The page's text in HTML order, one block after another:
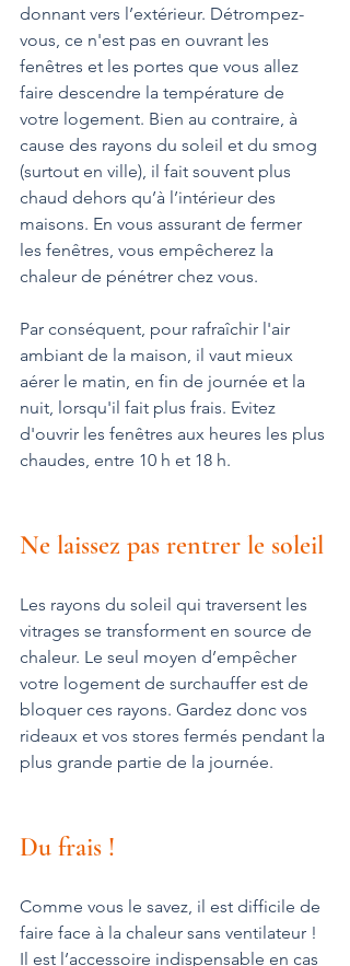
donnant vers l’extérieur. Détrompez-
vous, ce n'est pas en ouvrant les
fenêtres et les portes que vous allez
faire descendre la température de
votre logement. Bien au contraire, à
cause des rayons du soleil et du smog
(surtout en ville), il fait souvent plus
chaud dehors qu’à l’intérieur des
maisons. En vous assurant de fermer
les fenêtres, vous empêcherez la
chaleur de pénétrer chez vous.
Par conséquent, pour rafraîchir l'air
ambiant de la maison, il vaut mieux
aérer le matin, en fin de journée et la
nuit, lorsqu'il fait plus frais. Evitez
d'ouvrir les fenêtres aux heures les plus
chaudes, entre 10 h et 18 h.
Ne laissez pas rentrer le soleil
Les rayons du soleil qui traversent les
vitrages se transforment en source de
chaleur. Le seul moyen d’empêcher
votre logement de surchauffer est de
bloquer ces rayons. Gardez donc vos
rideaux et vos stores fermés pendant la
plus grande partie de la journée.
Du frais !
Comme vous le savez, il est difficile de
faire face à la chaleur sans ventilateur !
Il est l’accessoire indispensable en cas